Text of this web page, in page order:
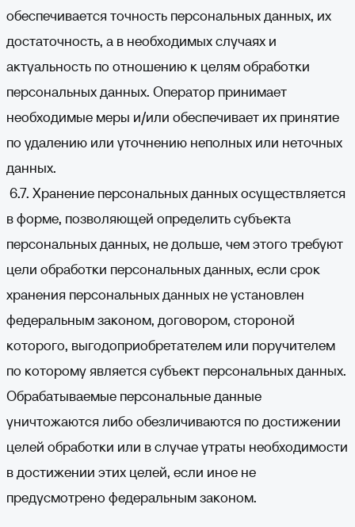
обеспечивается точность персональных данных, их
достаточность, а в необходимых случаях и
актуальность по отношению к целям обработки
персональных данных. Оператор принимает
необходимые меры и/или обеспечивает их принятие
по удалению или уточнению неполных или неточных
данных.
6.7. Хранение персональных данных осуществляется
в форме, позволяющей определить субъекта
персональных данных, не дольше, чем этого требуют
цели обработки персональных данных, если срок
хранения персональных данных не установлен
федеральным законом, договором, стороной
которого, выгодоприобретателем или поручителем
по которому является субъект персональных данных.
Обрабатываемые персональные данные
уничтожаются либо обезличиваются по достижении
целей обработки или в случае утраты необходимости
в достижении этих целей, если иное не
предусмотрено федеральным законом.